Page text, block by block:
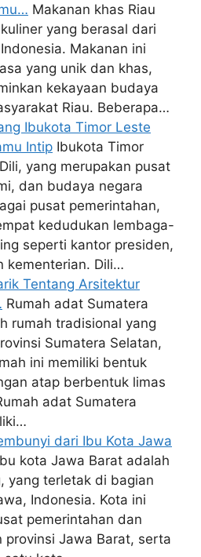
Makanan khas Riau
yang berasal dari
Makanan ini
yang unik dan khas,
kekayaan budaya
Riau. Beberapa…
Ibukota Timor Leste
Intip Ibukota Timor
yang merupakan pusat
dan budaya negara
pusat pemerintahan,
kedudukan lembaga-
seperti kantor presiden,
kementerian. Dili…
Tentang Arsitektur
Rumah adat Sumatera
rumah tradisional yang
Sumatera Selatan,
ini memiliki bentuk
atap berbentuk limas
adat Sumatera
dari Ibu Kota Jawa
kota Jawa Barat adalah
yang terletak di bagian
Indonesia. Kota ini
pemerintahan dan
provinsi Jawa Barat, serta